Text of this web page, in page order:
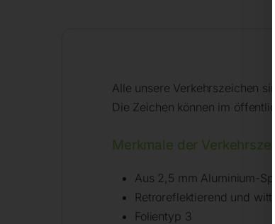
Alle unsere Verkehrszeichen
Die Zeichen können im
Merkmale der
Aus 2,5 mm Aluminium-
Retroreflektierend und
Folientyp 3